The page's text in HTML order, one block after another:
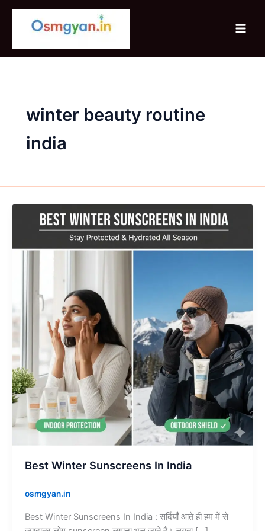
Skip
winter beauty routine
india
Best Winter Sunscreens In India
osmgyan.in
Best Winter Sunscreens In India : सर्दियाँ आते ही हम में से
Winter
Sunscreens
In